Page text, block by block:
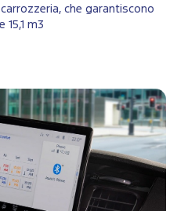
che garantiscono
15,1 m3